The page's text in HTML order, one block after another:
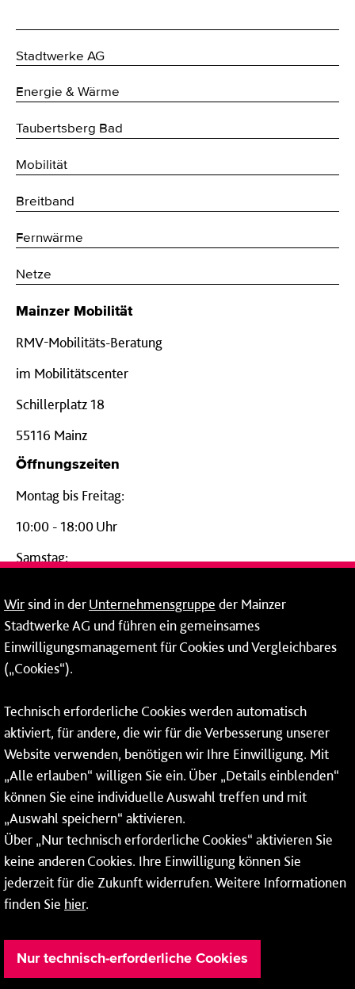
Stadtwerke AG
Energie & Wärme
Taubertsberg Bad
Mobilität
Breitband
Fernwärme
Netze
Mainzer Mobilität
RMV-Mobilitäts-Beratung
im Mobilitätscenter
Schillerplatz 18
55116 Mainz
Öffnungszeiten
Montag bis Freitag:
10:00 - 18:00 Uhr
Samstag:
24-Stunden-Telefon*
06131 – 12 77 77
Fax: 06131 – 12 66 66
* Montags bis freitags bis 7 und ab 18 Uhr sowie an
Wochenenden und Feiertagen ganztags werden Ihre
Anrufe je nach Themenauswahl an ein Callcenter des
RMV oder von nextbike weitergeleitet. Dort erhalten Sie
ausschließlich Auskünfte zum Fahrplan bzw. zu
meinRad.
Wirsind in derUnternehmensgruppe der Mainzer
Stadtwerke AG und führen ein gemeinsames
Einwilligungsmanagement für Cookies und Vergleichbares
(„Cookies“).
Technisch erforderliche Cookies werden automatisch
aktiviert, für andere, die wir für die Verbesserung unserer
Website verwenden, benötigen wir Ihre Einwilligung. Mit
„Alle erlauben“ willigen Sie ein. Über „Details einblenden“
können Sie eine individuelle Auswahl treffen und mit
„Auswahl speichern“ aktivieren.
Über „Nur technisch erforderliche Cookies“ aktivieren Sie
keine anderen Cookies. Ihre Einwilligung können Sie
jederzeit für die Zukunft widerrufen. Weitere Informationen
finden Sie hier.
Nur technisch-erforderliche Cookies